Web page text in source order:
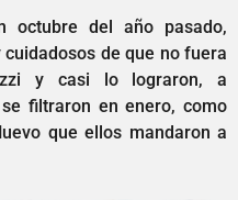
octubre del año pasado,
cuidadosos de que no fuera
y casi lo lograron, a
filtraron en enero, como
que ellos mandaron a